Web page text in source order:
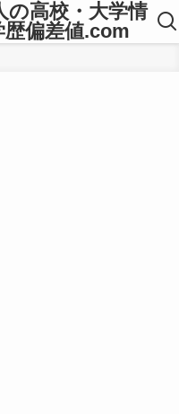
の高校・大学情
偏差値.com